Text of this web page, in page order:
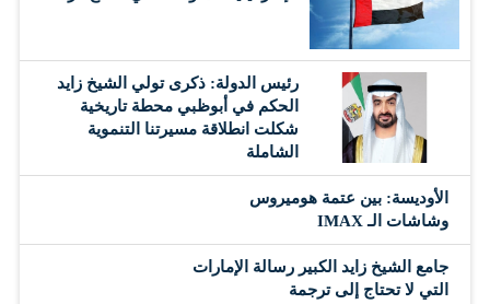
رئيس الدولة: ذكرى تولي الشيخ زايد
الحكم في أبوظبي محطة تاريخية
شكلت انطلاقة مسيرتنا التنموية
الشاملة
الأوديسة: بين عتمة هوميروس
وشاشات الـ IMAX
جامع الشيخ زايد الكبير رسالة الإمارات
التي لا تحتاج إلى ترجمة